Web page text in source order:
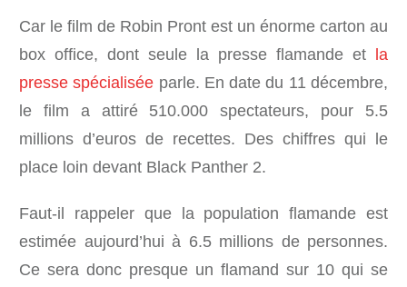
Car le film de Robin Pront est un énorme carton au
box office, dont seule la presse flamande et la
presse spécialisée parle. En date du 11 décembre,
le film a attiré 510.000 spectateurs, pour 5.5
millions d’euros de recettes. Des chiffres qui le
place loin devant Black Panther 2.
Faut-il rappeler que la population flamande est
estimée aujourd’hui à 6.5 millions de personnes.
Ce sera donc presque un flamand sur 10 qui se